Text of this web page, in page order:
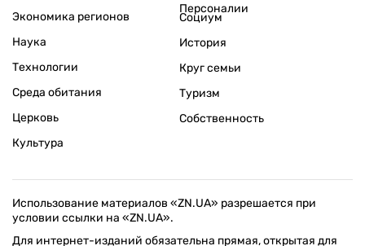
Экономика регионов
Персоналии
Наука
Технологии
Среда обитания
Церковь
Культура
Социум
История
Круг семьи
Туризм
Собственность
Использование материалов «ZN.UA» разрешается при
условии ссылки на «ZN.UA».
Для интернет-изданий обязательна прямая, открытая для